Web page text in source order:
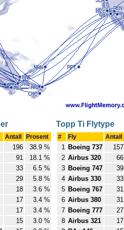
Antall Prosent
196
38.9 %
91
18.1 %
33
6.5 %
29
5.8 %
18
3.6 %
17
3.4 %
17
3.4 %
15
3.0 %
Topp Ti Flytype
# Fly Antall
1 Boeing 737 157
2 Airbus 320 66
3 Boeing 747 39
4 Airbus 330 33
5 Boeing 767 31
6 Airbus 380 31
7 Boeing 777 27
8 Airbus 321 17